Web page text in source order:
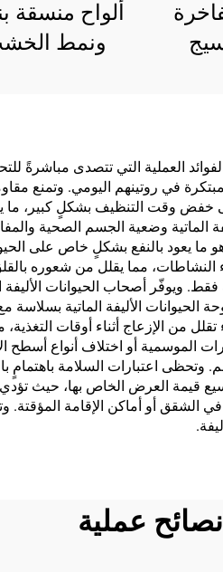
وتُستخدم على ألواح MDF
ألواح منسقة
ونمط
المختلطة |
بلون
ألواح أثاث
العملية التي تتصدى مباشرةً
في روتينهم اليومي. وتمنع
وقت التنظيف بشكلٍ كبير، ما
وضعية الجسم الصحية
ما يعود بالنفع بشكلٍ خاص على
النشاطات، مما يقلل من شعوره
أصحاب الحيوانات الأليفة
الحيوانات الأليفة الماتية
الإزعاج أثناء أوقات التغذية،
أو اختلاف أنواع أسطح
وتحظى اعتبارات السلامة باهتمامٍ
قيمة العرض الخاص بها،
في الشقق أو أماكن الإقامة
نصائح عملية